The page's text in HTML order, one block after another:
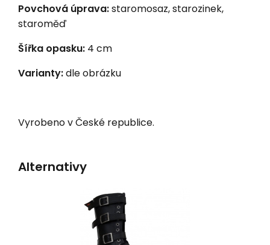
Povchová úprava:staromosaz, starozinek,
staroměď
Šířka opasku: 4 cm
Varianty:dle obrázku
Vyrobeno v České republice.
Alternativy